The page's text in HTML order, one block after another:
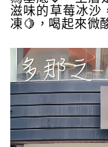
滋味的草莓冰沙
凍🍋，喝起來微